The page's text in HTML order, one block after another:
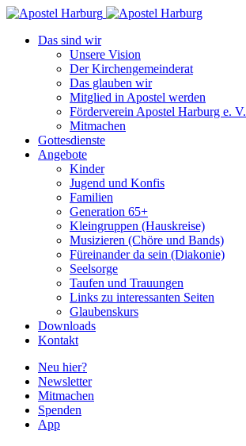
Das sind wir
Unsere Vision
Der Kirchengemeinderat
Das glauben wir
Mitglied in Apostel werden
Förderverein Apostel Harburg e. V.
Mitmachen
Gottesdienste
Angebote
Kinder
Jugend und Konfis
Familien
Generation 65+
Kleingruppen (Hauskreise)
Musizieren (Chöre und Bands)
Füreinander da sein (Diakonie)
Seelsorge
Taufen und Trauungen
Links zu interessanten Seiten
Glaubenskurs
Downloads
Kontakt
Neu hier?
Newsletter
Mitmachen
Spenden
App